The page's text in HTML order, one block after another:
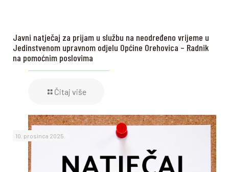
Javni natječaj za prijam u službu na neodređeno vrijeme u
Jedinstvenom upravnom odjelu Općine Orehovica – Radnik
na pomoćnim poslovima
Čitaj više
10. prosinca 2025.